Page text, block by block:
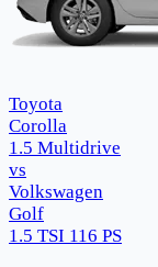
Toyota
Corolla
1.5 Multidrive
vs
Volkswagen
Golf
1.5 TSI 116 PS